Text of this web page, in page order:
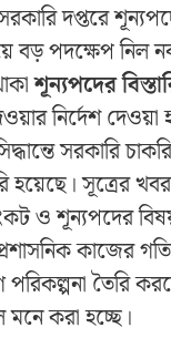
দপ্তরে
বড় পদক্ষেপ নিল
শূন্যপদের
নির্দেশ দেওয়া
সরকারি
সূত্রের খবর,
ও শূন্যপদের
কাজের
তৈরি
মনে করা হচ্ছে।